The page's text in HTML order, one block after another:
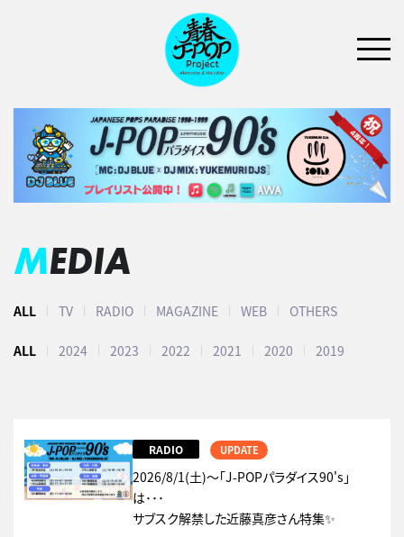
MEDIA
ALL TV RADIO MAGAZINE WEB OTHERS
ALL 2024 2023 2022 2021 2020 2019
RADIO UPDATE
2026/8/1(土)～「J-POPパラダイス90's」
は･･･
サブスク解禁した近藤真彦さん特集✨